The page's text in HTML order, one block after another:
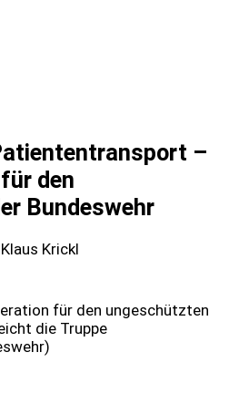
–
den
Bundeswehr
Krickl
für den ungeschützten
die Truppe